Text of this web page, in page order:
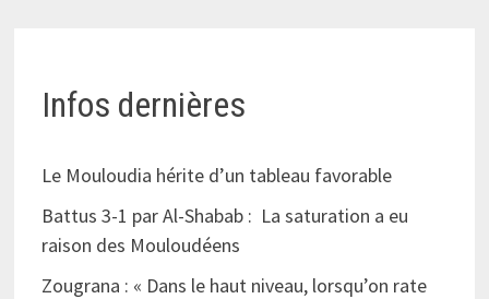
Infos dernières
Le Mouloudia hérite d’un tableau favorable
Battus 3-1 par Al-Shabab : La saturation a eu
raison des Mouloudéens
Zougrana : « Dans le haut niveau, lorsqu’on rate